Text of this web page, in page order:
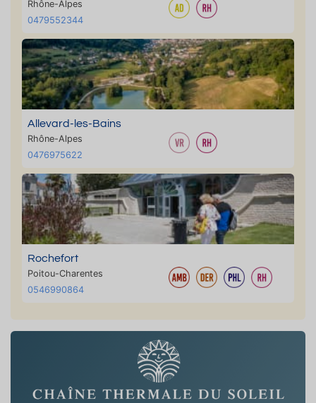
Rhône-Alpes
0479552344
Allevard-les-Bains
Rhône-Alpes
0476975622
Rochefort
Poitou-Charentes
0546990864